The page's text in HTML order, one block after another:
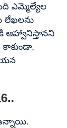
ఎమ్మెల్యేల
లేఖలను
ఆహ్వానిస్తానని
కాకుండా,